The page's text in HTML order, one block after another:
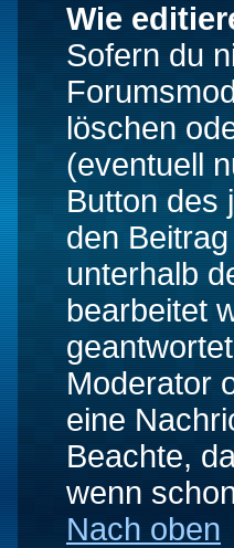
Wie
Sofern du
löschen
(eventuell
Button des
den
unterhalb
bearbeitet
Moderator
eine
Beachte,
wenn
Nach oben